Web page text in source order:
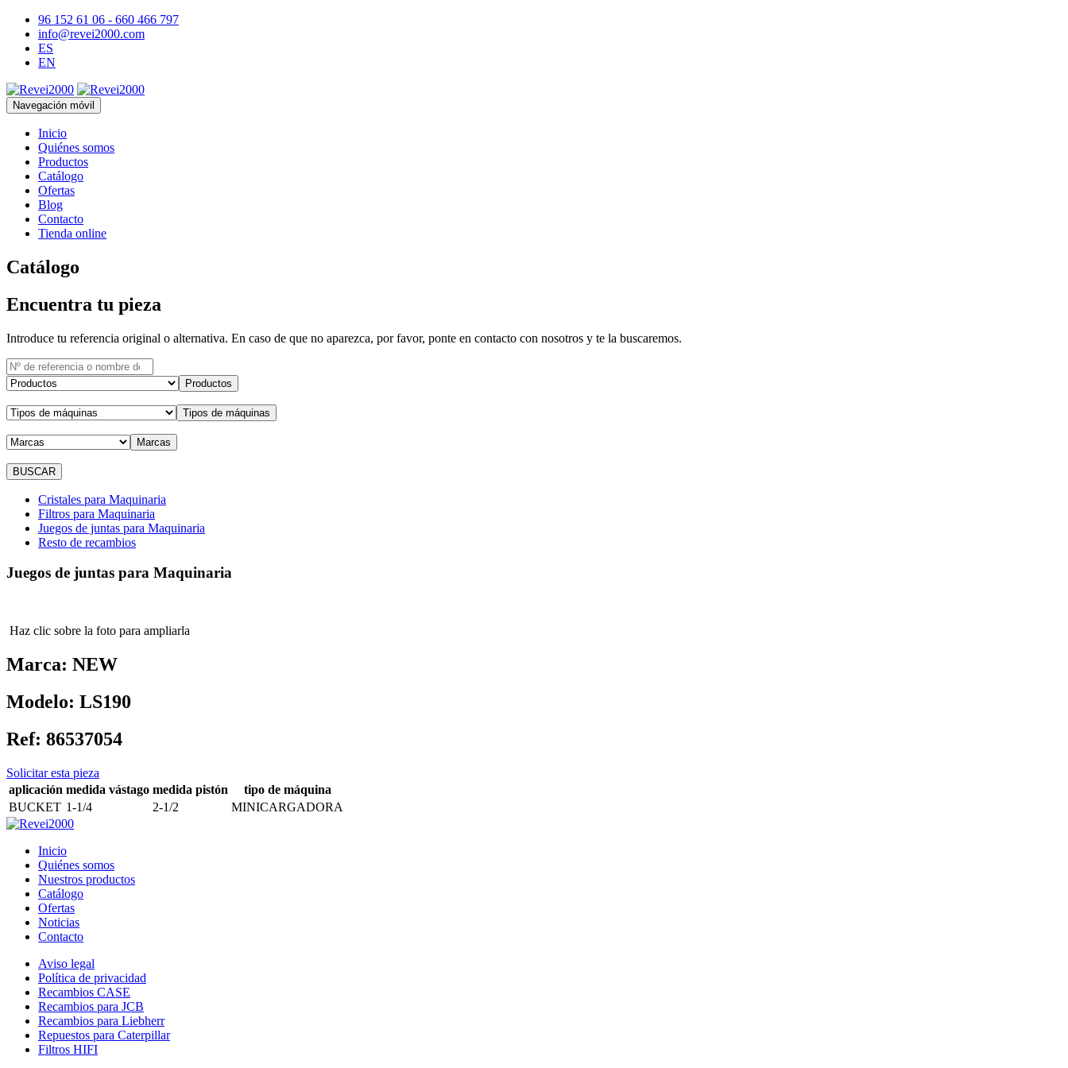
96 152 61 06 - 660 466 797
info@revei2000.com
ES
EN
Navegación móvil
Inicio
Quiénes somos
Productos
Catálogo
Ofertas
Blog
Contacto
Tienda online
Catálogo
Encuentra tu pieza
Introduce tu referencia original o alternativa. En caso de que no aparezca, por favor, ponte en contacto con nosotros y te la buscaremos.
Productos
Tipos de máquinas
Marcas
Cristales para Maquinaria
Filtros para Maquinaria
Juegos de juntas para Maquinaria
Resto de recambios
Juegos de juntas para Maquinaria
Haz clic sobre la foto para ampliarla
Marca: NEW
Modelo: LS190
Ref: 86537054
Solicitar esta pieza
aplicación medida vástago medida pistón
tipo de máquina
BUCKET 1-1/4 2-1/2 MINICARGADORA
Inicio
Quiénes somos
Nuestros productos
Catálogo
Ofertas
Noticias
Contacto
Aviso legal
Política de privacidad
Recambios CASE
Recambios para JCB
Recambios para Liebherr
Repuestos para Caterpillar
Filtros HIFI